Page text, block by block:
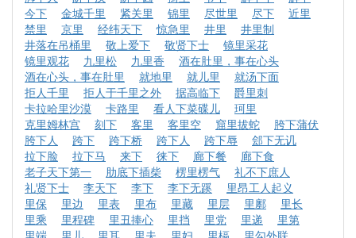
今下
金城千里 紧关里 锦里 尽世里 尽下
近里
禁里
京里 经纬天下 惊急里 井里
井里制
井落在吊桶里
敬上爱下 敬贤下士
镜里采花
镜里观花
九里松 九里香
酒在肚里，事在心头
酒在心头，事在肚里
就地里 就儿里
就汤下面
拒人千里
拒人于千里之外 据高临下
爵里刺
卡拉哈里沙漠
卡路里 看人下菜碟儿
珂里
克里姆林宫
刻下 客里 客里空 窟里拔蛇
胯下蒲伏
胯下人
跨下 跨下桥 跨下人 跨下辱
郐下无讥
拉下脸
拉下马 来下 徕下 廊下餐
廊下食
老子天下第一
肋底下插柴 楞里楞气
礼不下庶人
礼贤下士
李天下 李下 李下无蹊
里昂工人起义
里保
里边 里表 里布 里藏 里层 里鄽
里长
里乘
里程碑 里丑捧心 里挡 里党 里递
里第
里端
里儿 里耳 里夫 里妇 里槅
里勾外联